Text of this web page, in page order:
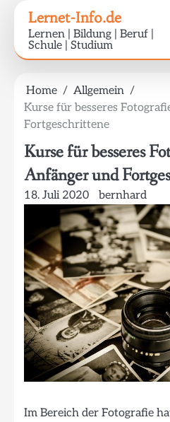
content
Lernet-Info.de
Lernen | Bildung | Beruf |
Schule | Studium
Home
Allgemein
Kurse für besseres
Fortgeschrittene
Kurse für besseres
Anfänger und
18. Juli 2020 bernhard
Im Bereich der Fotografie